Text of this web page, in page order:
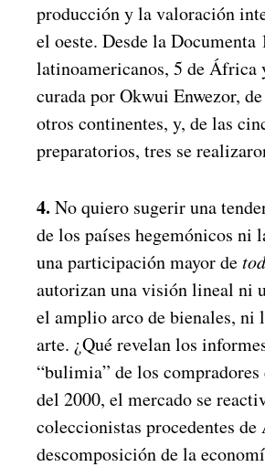
producción y la valoración
el oeste. Desde la
latinoamericanos, 5 de África
curada por Okwui Enwezor,
otros continentes, y, de las
preparatorios, tres se
4. No quiero sugerir una
de los países hegemónicos ni
una participación mayor de
autorizan una visión lineal ni
el amplio arco de bienales, ni
arte. ¿Qué revelan los
“bulimia” de los
del 2000, el mercado se
coleccionistas procedentes
descomposición de la